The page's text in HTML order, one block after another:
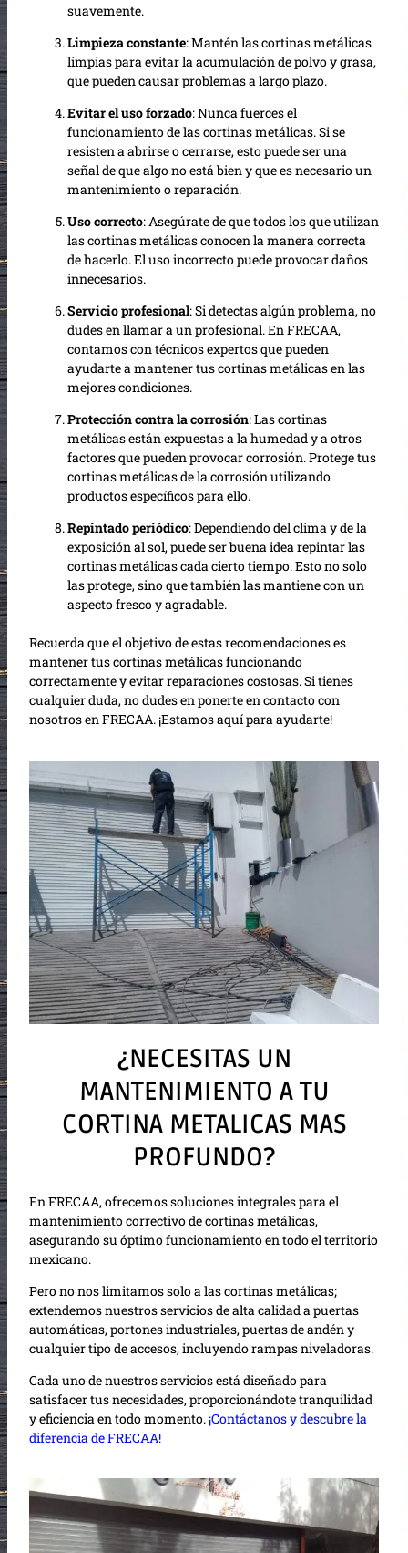
suavemente.
Limpieza constante: Mantén las cortinas metálicas
limpias para evitar la acumulación de polvo y grasa,
que pueden causar problemas a largo plazo.
Evitar el uso forzado: Nunca fuerces el
funcionamiento de las cortinas metálicas. Si se
resisten a abrirse o cerrarse, esto puede ser una
señal de que algo no está bien y que es necesario un
mantenimiento o reparación.
Uso correcto: Asegúrate de que todos los que utilizan
las cortinas metálicas conocen la manera correcta
de hacerlo. El uso incorrecto puede provocar daños
innecesarios.
Servicio profesional: Si detectas algún problema, no
dudes en llamar a un profesional. En FRECAA,
contamos con técnicos expertos que pueden
ayudarte a mantener tus cortinas metálicas en las
mejores condiciones.
Protección contra la corrosión: Las cortinas
metálicas están expuestas a la humedad y a otros
factores que pueden provocar corrosión. Protege tus
cortinas metálicas de la corrosión utilizando
productos específicos para ello.
Repintado periódico: Dependiendo del clima y de la
exposición al sol, puede ser buena idea repintar las
cortinas metálicas cada cierto tiempo. Esto no solo
las protege, sino que también las mantiene con un
aspecto fresco y agradable.
Recuerda que el objetivo de estas recomendaciones es
mantener tus cortinas metálicas funcionando
correctamente y evitar reparaciones costosas. Si tienes
cualquier duda, no dudes en ponerte en contacto con
nosotros en FRECAA. ¡Estamos aquí para ayudarte!
¿NECESITAS UN
MANTENIMIENTO A TU
CORTINA METALICAS MAS
PROFUNDO?
En FRECAA, ofrecemos soluciones integrales para el
mantenimiento correctivo de cortinas metálicas,
asegurando su óptimo funcionamiento en todo el territorio
mexicano.
Pero no nos limitamos solo a las cortinas metálicas;
extendemos nuestros servicios de alta calidad a puertas
automáticas, portones industriales, puertas de andén y
cualquier tipo de accesos, incluyendo rampas niveladoras.
Cada uno de nuestros servicios está diseñado para
satisfacer tus necesidades, proporcionándote tranquilidad
y eficiencia en todo momento.¡Contáctanos y descubre la
diferencia de FRECAA!